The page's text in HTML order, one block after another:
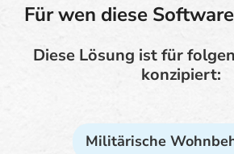
Für wen diese
Diese Lösung ist für
konzipiert:
Militärische